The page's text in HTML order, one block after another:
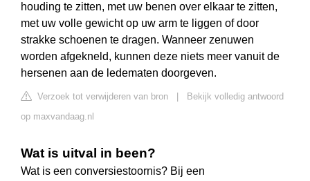
houding te zitten, met uw benen over elkaar te zitten,
met uw volle gewicht op uw arm te liggen of door
strakke schoenen te dragen. Wanneer zenuwen
worden afgekneld, kunnen deze niets meer vanuit de
hersenen aan de ledematen doorgeven.
Verzoek tot verwijderen van bron
Bekijk volledig antwoord
op maxvandaag.nl
Wat is uitval in been?
Wat is een conversiestoornis? Bij een